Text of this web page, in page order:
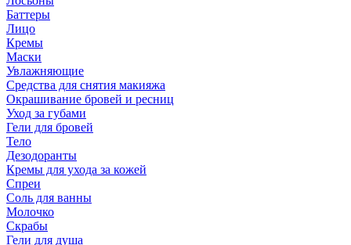
Баттеры
Лицо
Кремы
Маски
Увлажняющие
Средства для снятия макияжа
Окрашивание бровей и ресниц
Уход за губами
Гели для бровей
Тело
Дезодоранты
Кремы для ухода за кожей
Спреи
Соль для ванны
Молочко
Скрабы
Гели для душа